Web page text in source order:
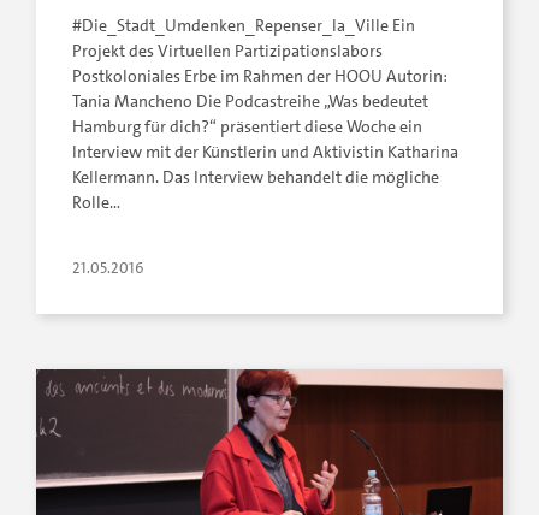
#Die_Stadt_Umdenken_Repenser_la_Ville Ein
Projekt des Virtuellen Partizipationslabors
Postkoloniales Erbe im Rahmen der HOOU Autorin:
Tania Mancheno Die Podcastreihe „Was bedeutet
Hamburg für dich?“ präsentiert diese Woche ein
Interview mit der Künstlerin und Aktivistin Katharina
Kellermann. Das Interview behandelt die mögliche
Rolle…
21.05.2016